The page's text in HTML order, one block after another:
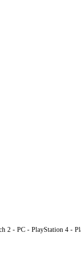
2 - PC - PlayStation 4 -